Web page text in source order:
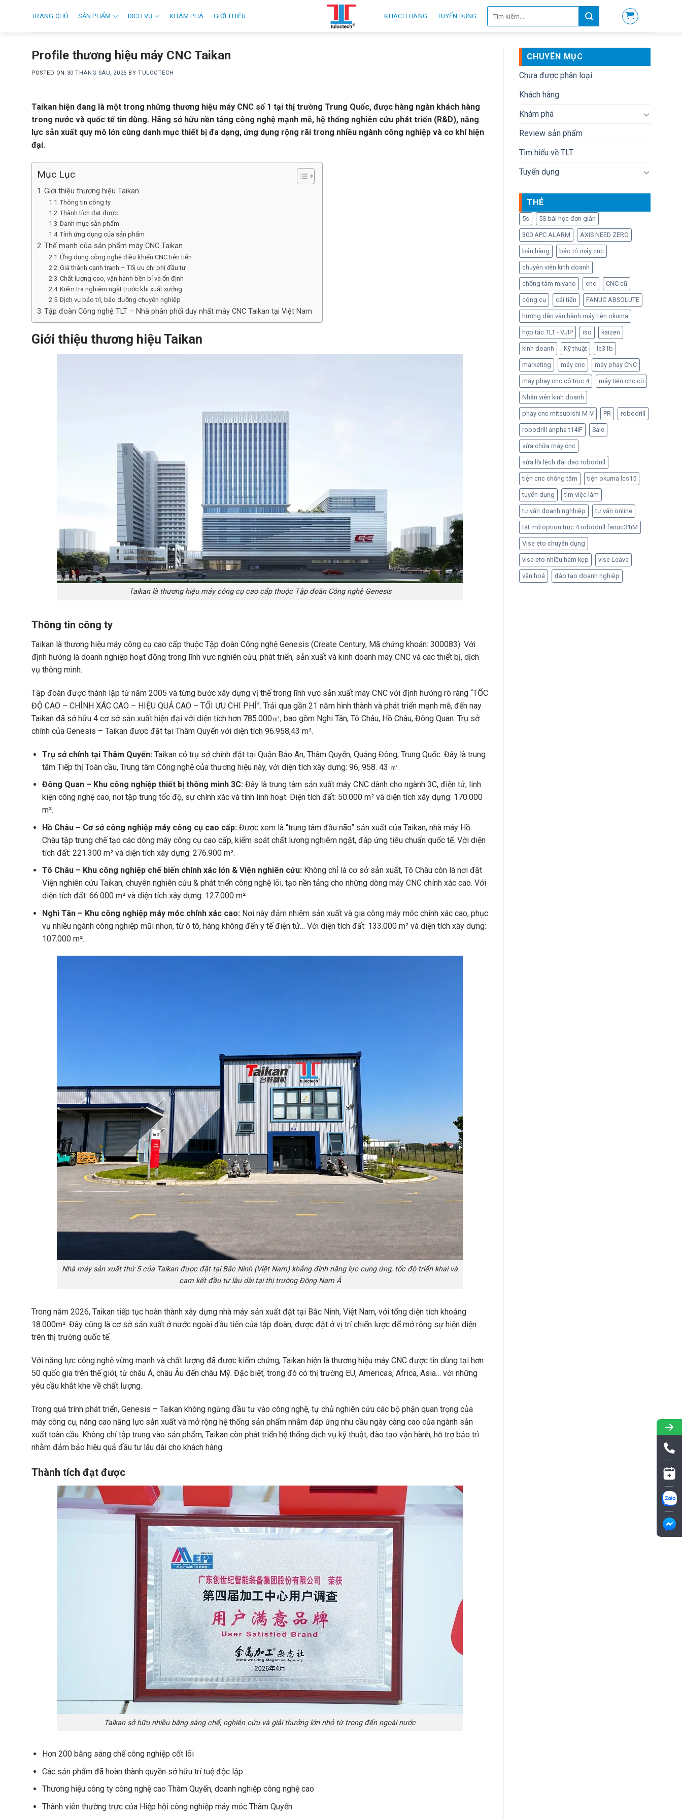
TRANG CHỦ SẢN PHẨM DỊCH VỤ KHÁM PHÁ GIỚI THIỆU KHÁCH HÀNG TUYỂN DỤNG
kiếm:
Profile thương hiệu máy CNC Taikan
POSTED ON 30 THÁNG SÁU, 2026 BY TULOCTECH
Taikan hiện đang là một trong những thương hiệu máy CNC số 1 tại thị trường Trung Quốc, được hàng ngàn khách hàng
trong nước và quốc tế tin dùng. Hãng sở hữu nền tảng công nghệ mạnh mẽ, hệ thống nghiên cứu phát triển (R&D), năng
lực sản xuất quy mô lớn cùng danh mục thiết bị đa dạng, ứng dụng rộng rãi trong nhiều ngành công nghiệp và cơ khí hiện
đại.
Mục Lục
Giới thiệu thương hiệu Taikan
Thông tin công ty
Thành tích đạt được
Danh mục sản phẩm
Tính ứng dụng của sản phẩm
Thế mạnh của sản phẩm máy CNC Taikan
Ứng dụng công nghệ điều khiển CNC tiên tiến
Giá thành cạnh tranh – Tối ưu chi phí đầu tư
Chất lượng cao, vận hành bền bỉ và ổn định
Kiểm tra nghiêm ngặt trước khi xuất xưởng
Dịch vụ bảo trì, bảo dưỡng chuyên nghiệp
Tập đoàn Công nghệ TLT – Nhà phân phối duy nhất máy CNC Taikan tại Việt Nam
Giới thiệu thương hiệu Taikan
Taikan là thương hiệu máy công cụ cao cấp thuộc Tập đoàn Công nghệ Genesis
Thông tin công ty
Taikan là thương hiệu máy công cụ cao cấp thuộc Tập đoàn Công nghệ Genesis (Create Century, Mã chứng khoán: 300083). Với
định hướng là doanh nghiệp hoạt động trong lĩnh vực nghiên cứu, phát triển, sản xuất và kinh doanh máy CNC và các thiết bị, dịch
vụ thông minh.
Tập đoàn được thành lập từ năm 2005 và từng bước xây dựng vị thế trong lĩnh vực sản xuất máy CNC với định hướng rõ ràng “TỐC
ĐỘ CAO – CHÍNH XÁC CAO – HIỆU QUẢ CAO – TỐI ƯU CHI PHÍ”. Trải qua gần 21 năm hình thành và phát triển mạnh mẽ, đến nay
Taikan đã sở hữu 4 cơ sở sản xuất hiện đại với diện tích hơn 785.000㎡, bao gồm Nghi Tân, Tô Châu, Hồ Châu, Đông Quan. Trụ sở
chính của Genesis – Taikan được đặt tại Thâm Quyến với diện tích 96.958,43 m².
Trụ sở chính tại Thâm Quyến: Taikan có trụ sở chính đặt tại Quận Bảo An, Thâm Quyến, Quảng Đông, Trung Quốc. Đây là trung
tâm Tiếp thị Toàn cầu, Trung tâm Công nghệ của thương hiệu này, với diện tích xây dựng: 96, 958. 43 ㎡.
Đông Quan – Khu công nghiệp thiết bị thông minh 3C: Đây là trung tâm sản xuất máy CNC dành cho ngành 3C, điện tử, linh
kiện công nghệ cao, nơi tập trung tốc độ, sự chính xác và tính linh hoạt. Diện tích đất: 50.000 m² và diện tích xây dựng: 170.000
m².
Hồ Châu – Cơ sở công nghiệp máy công cụ cao cấp: Được xem là “trung tâm đầu não” sản xuất của Taikan, nhà máy Hồ
Châu tập trung chế tạo các dòng máy công cụ cao cấp, kiểm soát chất lượng nghiêm ngặt, đáp ứng tiêu chuẩn quốc tế. Với diện
tích đất: 221.300 m² và diện tích xây dựng: 276.900 m².
Tô Châu – Khu công nghiệp chế biến chính xác lớn & Viện nghiên cứu: Không chỉ là cơ sở sản xuất, Tô Châu còn là nơi đặt
Viện nghiên cứu Taikan, chuyên nghiên cứu & phát triển công nghệ lõi, tạo nền tảng cho những dòng máy CNC chính xác cao. Với
diện tích đất: 66.000 m² và diện tích xây dựng: 127.000 m²
Nghi Tân – Khu công nghiệp máy móc chính xác cao: Nơi này đảm nhiệm sản xuất và gia công máy móc chính xác cao, phục
vụ nhiều ngành công nghiệp mũi nhọn, từ ô tô, hàng không đến y tế điện tử… Với diện tích đất: 133.000 m² và diện tích xây dựng:
107.000 m².
Nhà máy sản xuất thứ 5 của Taikan được đặt tại Bắc Ninh (Việt Nam) khẳng định năng lực cung ứng, tốc độ triển khai và
cam kết đầu tư lâu dài tại thị trường Đông Nam Á
Trong năm 2026, Taikan tiếp tục hoàn thành xây dựng nhà máy sản xuất đặt tại Bắc Ninh, Việt Nam, với tổng diện tích khoảng
18.000m². Đây cũng là cơ sở sản xuất ở nước ngoài đầu tiên của tập đoàn, được đặt ở vị trí chiến lược để mở rộng sự hiện diện
trên thị trường quốc tế.
Với năng lực công nghệ vững mạnh và chất lượng đã được kiểm chứng, Taikan hiện là thương hiệu máy CNC được tin dùng tại hơn
50 quốc gia trên thế giới, từ châu Á, châu Âu đến châu Mỹ. Đặc biệt, trong đó có thị trường EU, Americas, Africa, Asia… với những
yêu cầu khắt khe về chất lượng.
Trong quá trình phát triển, Genesis – Taikan không ngừng đầu tư vào công nghệ, tự chủ nghiên cứu các bộ phận quan trọng của
máy công cụ, nâng cao năng lực sản xuất và mở rộng hệ thống sản phẩm nhằm đáp ứng nhu cầu ngày càng cao của ngành sản
xuất toàn cầu. Không chỉ tập trung vào sản phẩm, Taikan còn phát triển hệ thống dịch vụ kỹ thuật, đào tạo vận hành, hỗ trợ bảo trì
nhằm đảm bảo hiệu quả đầu tư lâu dài cho khách hàng.
Thành tích đạt được
Taikan sở hữu nhiều bằng sáng chế, nghiên cứu và giải thưởng lớn nhỏ từ trong đến ngoài nước
Hơn 200 bằng sáng chế công nghiệp cốt lõi
Các sản phẩm đã hoàn thành quyền sở hữu trí tuệ độc lập
Thương hiệu công ty công nghệ cao Thâm Quyến, doanh nghiệp công nghệ cao
Thành viên thường trực của Hiệp hội công nghiệp máy móc Thâm Quyến
CHUYÊN MỤC
Chưa được phân loại
Khách hàng
Khám phá
Review sản phẩm
Tìm hiểu về TLT
Tuyển dụng
THẺ
5s 5S bài học đơn giản
300 APC ALARM AXIS NEED ZERO
bán hàng bảo trì máy cnc
chuyên viên kinh doanh
chống tâm miyano cnc CNC cũ
công cụ cải tiến FANUC ABSOLUTE
hướng dẫn vận hành máy tiện okuma
hợp tác TLT - VJIP iso kaizen
kinh doanh Kỹ thuật le31b
marketing máy cnc máy phay CNC
máy phay cnc có trục 4 máy tiện cnc cũ
Nhân viên kinh doanh
phay cnc mitsubishi M-V PR robodrill
robodrill anpha t14iF Sale
sửa chữa máy cnc
sửa lỗi lệch đài dao robodrill
tiện cnc chống tâm tiện okuma lcs15
tuyển dụng tìm việc làm
tư vấn doanh nghhiệp tư vấn online
tắt mở option trục 4 robodrill fanuc31iM
Vise eto chuyên dụng
vise eto nhiều hàm kẹp vise Leave
văn hoá đào tạo doanh nghiệp